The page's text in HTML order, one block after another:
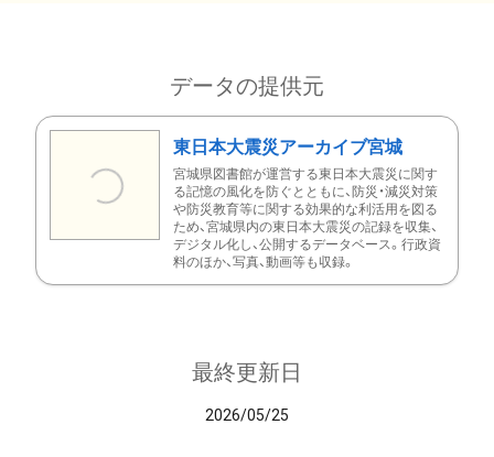
データの提供元
東日本大震災アーカイブ宮城
宮城県図書館が運営する東日本大震災に関す
る記憶の風化を防ぐとともに、防災・減災対策
や防災教育等に関する効果的な利活用を図る
ため、宮城県内の東日本大震災の記録を収集、
デジタル化し、公開するデータベース。行政資
料のほか、写真、動画等も収録。
最終更新日
2026/05/25